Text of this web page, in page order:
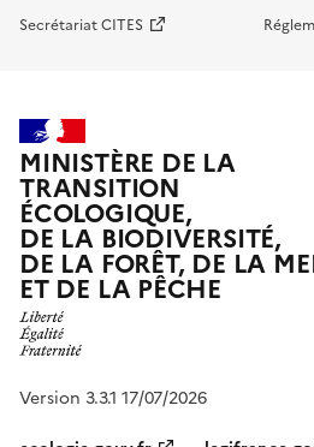
Secrétariat CITES
MINISTÈRE DE LA
TRANSITION
ÉCOLOGIQUE,
DE LA BIODIVERSITÉ,
DE LA FORÊT, DE LA
ET DE LA PÊCHE
Version 3.3.1 17/07/2026